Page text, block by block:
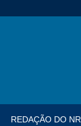
REDAÇÃO DO NR